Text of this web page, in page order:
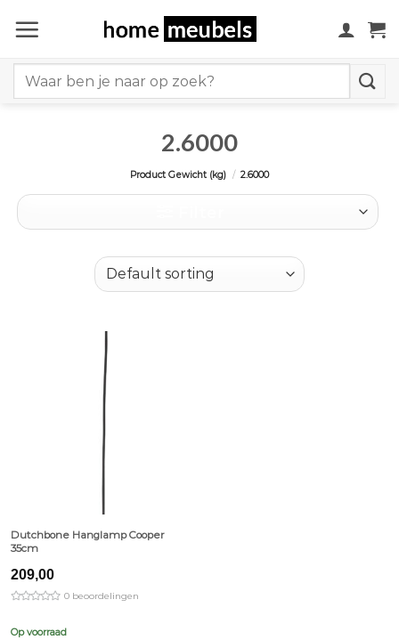
naar
for:
2.6000
Product Gewicht (kg) / 2.6000
Dutchbone Hanglamp Cooper
35cm
209,00
0 beoordelingen
Op voorraad